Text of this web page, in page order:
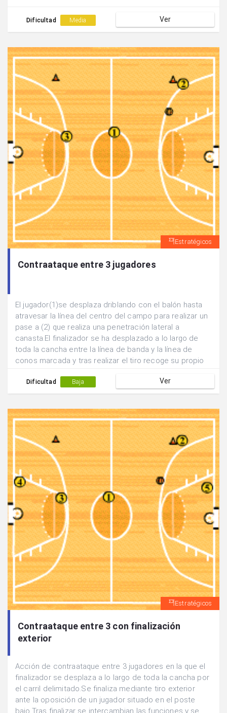
Dificultad Media Ver
Estratégicos
Contraataque entre 3 jugadores
El jugador(1)se desplaza driblando con el balón hasta
atravesar la línea del centro del campo para realizar un
pase a (2) que realiza una penetración lateral a
canasta.El finalizador se ha desplazado a lo largo de
toda la cancha entre la línea de banda y la línea de
conos marcada y tras realizar el tiro recoge su propio
a acompañado la jugada para que realice las veces de
pasador mientras que (1) realiza la función de
Dificultad Baja Ver
Estratégicos
Contraataque entre 3 con finalización
exterior
Acción de contraataque entre 3 jugadores en la que el
finalizador se desplaza a lo largo de toda la cancha por
el carril delimitado.Se finaliza mediante tiro exterior
ante la oposición de un jugador situado en el poste
bajo.Tras finalizar se intercambian las funciones y se